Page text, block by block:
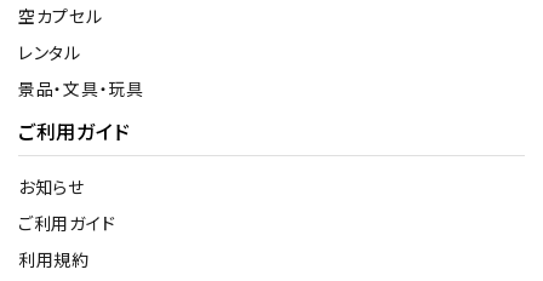
空カプセル
レンタル
景品・文具・玩具
ご利用ガイド
お知らせ
ご利用ガイド
利用規約